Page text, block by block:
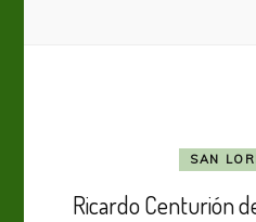
SAN
Ricardo Centurión